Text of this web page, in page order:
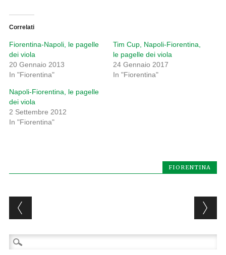
Correlati
Fiorentina-Napoli, le pagelle
dei viola
20 Gennaio 2013
In "Fiorentina"
Tim Cup, Napoli-Fiorentina,
le pagelle dei viola
24 Gennaio 2017
In "Fiorentina"
Napoli-Fiorentina, le pagelle
dei viola
2 Settembre 2012
In "Fiorentina"
FIORENTINA
Post navigation
Ricerca
per: